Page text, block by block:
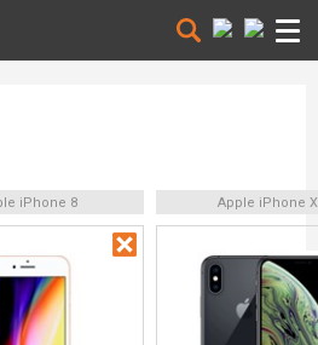
iPhone 8 Apple iPhone